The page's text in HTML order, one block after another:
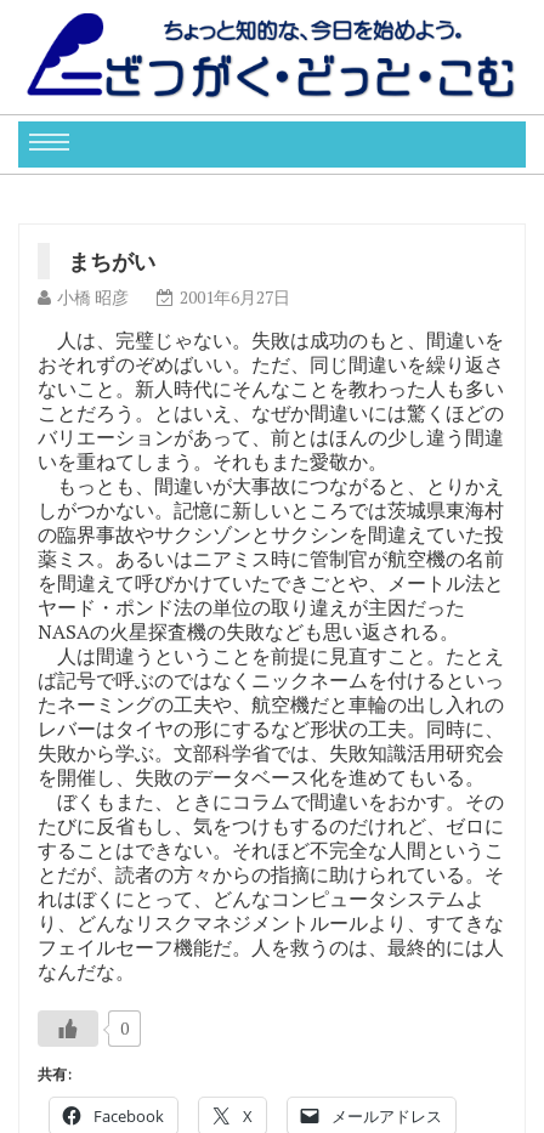
まちがい
小橋 昭彦 2001年6月27日
人は、完璧じゃない。失敗は成功のもと、間違いを
おそれずのぞめばいい。ただ、同じ間違いを繰り返さ
ないこと。新人時代にそんなことを教わった人も多い
ことだろう。とはいえ、なぜか間違いには驚くほどの
バリエーションがあって、前とはほんの少し違う間違
いを重ねてしまう。それもまた愛敬か。
もっとも、間違いが大事故につながると、とりかえ
しがつかない。記憶に新しいところでは茨城県東海村
の臨界事故やサクシゾンとサクシンを間違えていた投
薬ミス。あるいはニアミス時に管制官が航空機の名前
を間違えて呼びかけていたできごとや、メートル法と
ヤード・ポンド法の単位の取り違えが主因だった
NASAの火星探査機の失敗なども思い返される。
人は間違うということを前提に見直すこと。たとえ
ば記号で呼ぶのではなくニックネームを付けるといっ
たネーミングの工夫や、航空機だと車輪の出し入れの
レバーはタイヤの形にするなど形状の工夫。同時に、
失敗から学ぶ。文部科学省では、失敗知識活用研究会
を開催し、失敗のデータベース化を進めてもいる。
ぼくもまた、ときにコラムで間違いをおかす。その
たびに反省もし、気をつけもするのだけれど、ゼロに
することはできない。それほど不完全な人間というこ
とだが、読者の方々からの指摘に助けられている。そ
れはぼくにとって、どんなコンピュータシステムよ
り、どんなリスクマネジメントルールより、すてきな
フェイルセーフ機能だ。人を救うのは、最終的には人
なんだな。
0
共有:
Facebook X メールアドレス